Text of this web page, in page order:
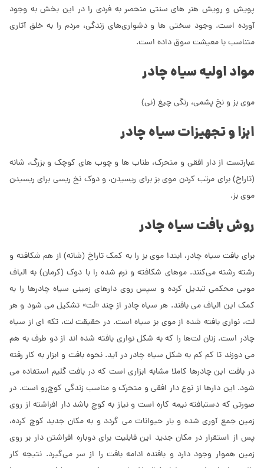
پویش و رویش هنر های سنتی منحصر به فردی را در این بخش به وجود
آورده است. وجود سختی ها و دشواری‌های زندگی، مردم را به خلق آثاری
متناسب با معیشت سوق داده است.
مواد اولیه سیاه چادر
موی بز و نخ پشمی، رنگی چیغ (نی)
ابزا و تجهیزات سیاه چادر
عبارتست از دار افقی و متحرک، طناب ها و چوب های کوچک و بزرگ، شانه
(تاراخ) برای مرتب کردن موی بز برای ریسیدن، و دوک نخ ریسی برای ریسیدن
موی بز.
روش بافت سیاه چادر
برای بافت سیاه چادر، ابتدا موی بز را به کمک تاراخ (شانه) از هم شکافته و
رشته رشته می‌کنند. موهای شکافته و نرم شده را با دوک (کرمان) به الیاف
مویی محکمی تبدیل کرده و سپس روی دارهای زمینی سیاه چادرها را به
کمک این الیاف می بافند. هر سیاه چادر از چند «لَت» تشکیل می شود و هر
لت، نواری بافته شده از موی بز سیاه است. در حقیقت لت، تکه ای از سیاه
چادر است. زنان لت‌ها را که به شکل نواری بافته شده اند از دو طرف به هم
می دوزند تا کم کم به شکل سیاه چادر در آید. نحوه بافت و ابزار به کار رفته
در بافت این چادرها کاملا مشابه ابزاری است که در بافت گلیم استفاده می
شود. این دارها از نوع دار افقی و متحرک و مناسب زندگی کوچ‌رو است. در
صورتی که دستبافته نیمه کاره است و نیاز به کوچ باشد دار افراشته از روی
زمین جمع آوری شده و بار حیوانات می گردد و به مکان جدید کوچ کرده،
پس از استقرار در مکان جدید این قابلیت برای دوباره افراشتن دار بر روی
زمین هموار وجود دارد و بافنده ادامه بافت را از سر می‌گیرد. نتیجه کار